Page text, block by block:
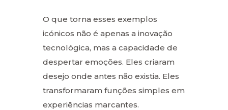
O que torna esses exemplos
icónicos não é apenas a inovação
tecnológica, mas a capacidade de
despertar emoções. Eles criaram
desejo onde antes não existia. Eles
transformaram funções simples em
experiências marcantes.